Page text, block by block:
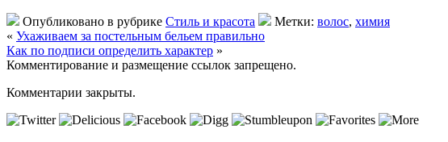
Опубликовано в рубрике Стиль и красота Метки: волос, химия
« Ухаживаем за постельным бельем правильно
Как по подписи определить характер »
Комментирование и размещение ссылок запрещено.
Комментарии закрыты.